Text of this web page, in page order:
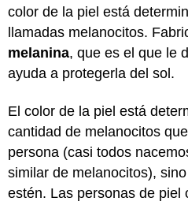
color de la piel está
llamadas melanocitos.
melanina, que es el que le
ayuda a protegerla del sol.
El color de la piel está
cantidad de melanocitos
persona (casi todos
similar de melanocitos),
estén. Las personas de piel